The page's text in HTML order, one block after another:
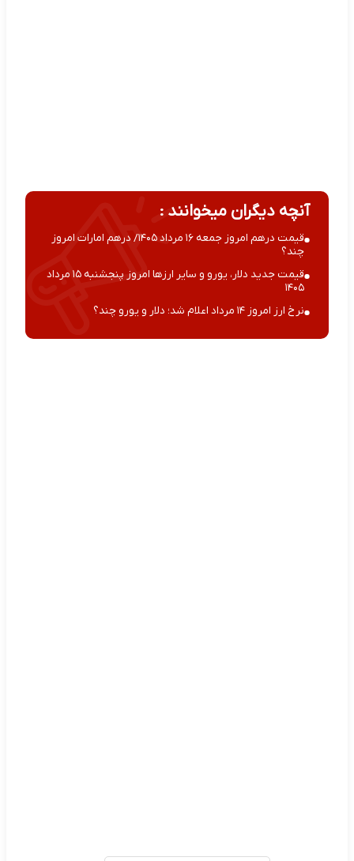
آنچه دیگران میخوانند :
قیمت درهم امروز جمعه ۱۶ مرداد ۱۴۰۵/ درهم امارات امروز
چند؟
قیمت جدید دلار، یورو و سایر ارزها امروز پنجشنبه ۱۵ مرداد
۱۴۰۵
نرخ ارز امروز ۱۴ مرداد اعلام شد؛ دلار و یورو چند؟